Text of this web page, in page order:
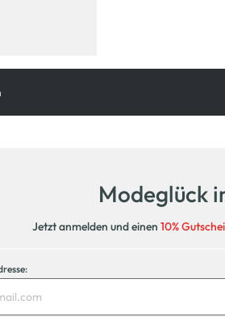
Modeglück
Jetzt anmelden und einen 10%